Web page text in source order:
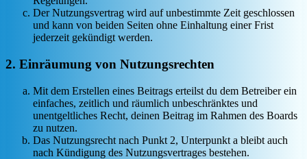
Der Nutzungsvertrag wird auf unbestimmte Zeit geschlossen
und kann von beiden Seiten ohne Einhaltung einer Frist
jederzeit gekündigt werden.
2. Einräumung von Nutzungsrechten
Mit dem Erstellen eines Beitrags erteilst du dem Betreiber ein
einfaches, zeitlich und räumlich unbeschränktes und
unentgeltliches Recht, deinen Beitrag im Rahmen des Boards
zu nutzen.
Das Nutzungsrecht nach Punkt 2, Unterpunkt a bleibt auch
nach Kündigung des Nutzungsvertrages bestehen.